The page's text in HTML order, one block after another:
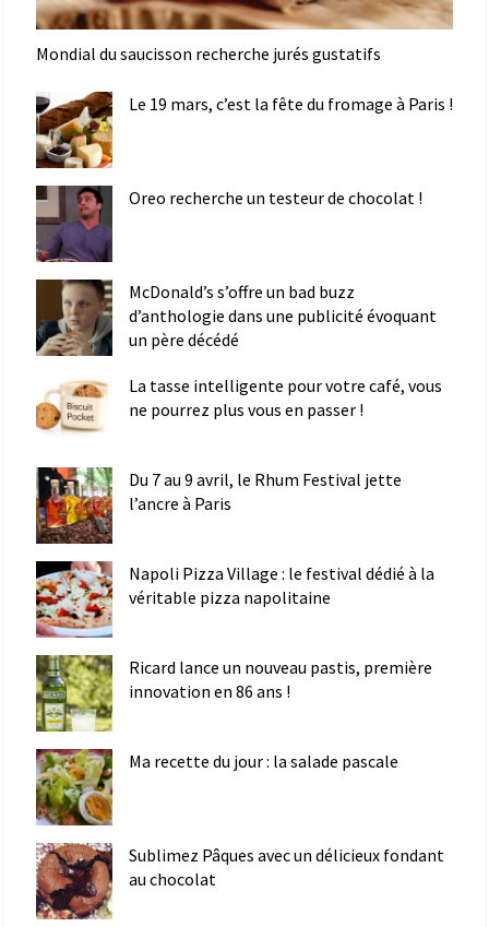
Mondial du saucisson recherche jurés gustatifs
Le 19 mars, c’est la fête du fromage à Paris !
Oreo recherche un testeur de chocolat !
McDonald’s s’offre un bad buzz
d’anthologie dans une publicité évoquant
un père décédé
La tasse intelligente pour votre café, vous
ne pourrez plus vous en passer !
Du 7 au 9 avril, le Rhum Festival jette
l’ancre à Paris
Napoli Pizza Village : le festival dédié à la
véritable pizza napolitaine
Ricard lance un nouveau pastis, première
innovation en 86 ans !
Ma recette du jour : la salade pascale
Sublimez Pâques avec un délicieux fondant
au chocolat